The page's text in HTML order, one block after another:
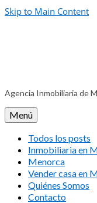
Skip to Main Content
Agencia Inmobiliaria de
Menú
Todos los posts
Inmobiliaria en
Menorca
Vender casa en
Quiénes Somos
Contacto